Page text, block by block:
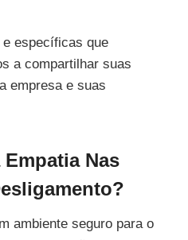
específicas que
a compartilhar suas
empresa e suas
Nas
ambiente seguro para o